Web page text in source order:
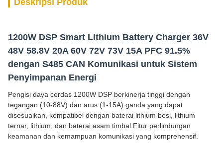
Deskripsi Produk
1200W DSP Smart Lithium Battery Charger 36V
48V 58.8V 20A 60V 72V 73V 15A PFC 91.5%
dengan S485 CAN Komunikasi untuk Sistem
Penyimpanan Energi
Pengisi daya cerdas 1200W DSP berkinerja tinggi dengan
tegangan (10-88V) dan arus (1-15A) ganda yang dapat
disesuaikan, kompatibel dengan baterai lithium besi, lithium
ternar, lithium, dan baterai asam timbal.Fitur perlindungan
keamanan dan kemampuan komunikasi yang komprehensif.